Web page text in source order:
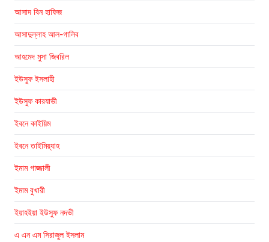
আসাদ বিন হাফিজ
আসাদুল্লাহ আল-গালিব
আহমেদ মুসা জিবরিল
ইউসুফ ইসলাহী
ইউসুফ কারযাভী
ইবনে কাইয়িম
ইবনে তাইমিয়্যাহ
ইমাম গাজ্জালী
ইমাম বুখারী
ইয়াহইয়া ইউসুফ নদভী
এ এন এম সিরাজুল ইসলাম